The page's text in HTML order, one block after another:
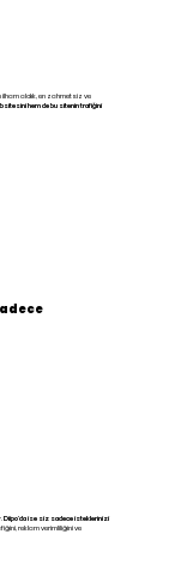
ilham aldık, en zahmetsiz ve
hem de bu sitenin trafiğini
Diipo'da ise siz sadece isteklerinizi
reklam verimliliğini ve